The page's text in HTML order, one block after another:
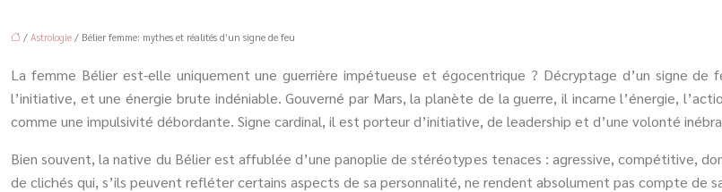
/ Astrologie / Bélier femme: mythes et réalités d’un signe de feu
La femme Bélier est-elle uniquement une guerrière impétueuse et égocentrique ? Décryptage d’un signe de
l’initiative, et une énergie brute indéniable. Gouverné par Mars, la planète de la guerre, il incarne l’énergie,
comme une impulsivité débordante. Signe cardinal, il est porteur d’initiative, de leadership et d’une volonté
Bien souvent, la native du Bélier est affublée d’une panoplie de stéréotypes tenaces : agressive, compétitive,
de clichés qui, s’ils peuvent refléter certains aspects de sa personnalité, ne rendent absolument pas compte de